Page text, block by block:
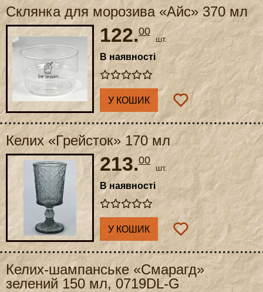
Склянка для морозива «Айс» 370 мл
122.00
шт.
В наявності
У КОШИК
Келих «Грейсток» 170 мл
213.00
шт.
В наявності
У КОШИК
Келих-шампанське «Смарагд»
зелений 150 мл, 0719DL-G